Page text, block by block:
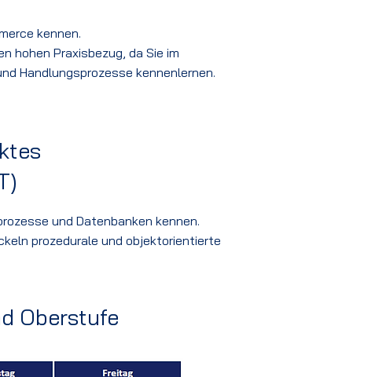
kennen.
hohen Praxisbezug, da Sie im
Handlungsprozesse kennenlernen.
und Datenbanken kennen.
prozedurale und objektorientierte
Oberstufe